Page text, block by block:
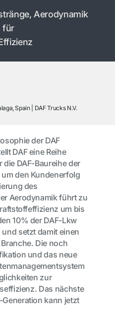
Aerodynamik
für
Spain DAF Trucks N.V.
der DAF
DAF eine Reihe
DAF-Baureihe der
den Kundenerfolg
des
Aerodynamik führt zu
um bis
10% der DAF-Lkw
setzt damit einen
Die noch
und das neue
zur
Das nächste
Generation kann jetzt